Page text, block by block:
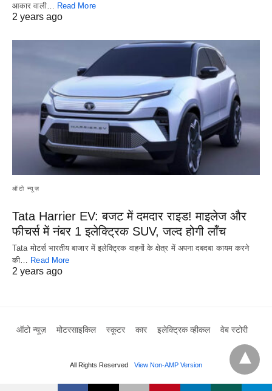
आकार वाली…
Read More
2 years ago
ऑटो न्यूज़
Tata Harrier EV: बजट में दमदार राइड! माइलेज और
फीचर्स में नंबर 1 इलेक्ट्रिक SUV, जल्द होगी लॉंच
Tata मोटर्स भारतीय बाजार में इलेक्ट्रिक वाहनों के क्षेत्र में अपना दबदबा कायम करने
की… Read More
2 years ago
ऑटो न्यूज़ मोटरसाइकिल स्कूटर कार इलेक्ट्रिक व्हीकल वेब स्टोरी
All Rights Reserved View Non-AMP Version